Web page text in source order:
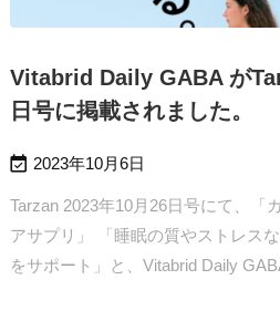
Vitabrid Daily GABA が
日号に掲載されました。
 2023年10月6日
Tarzan 2023年10月26日号にて、「
アサプリ」 「睡眠の質やストレス
をサポート」と、Vitabrid Daily